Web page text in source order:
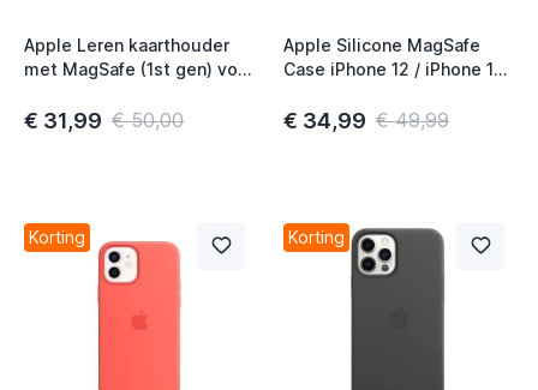
Apple Leren kaarthouder
met MagSafe (1st gen) voor
€ 31,99 € 50,00
Apple Silicone MagSafe
Case iPhone 12 / iPhone 12
€ 34,99 € 49,99
Korting Korting